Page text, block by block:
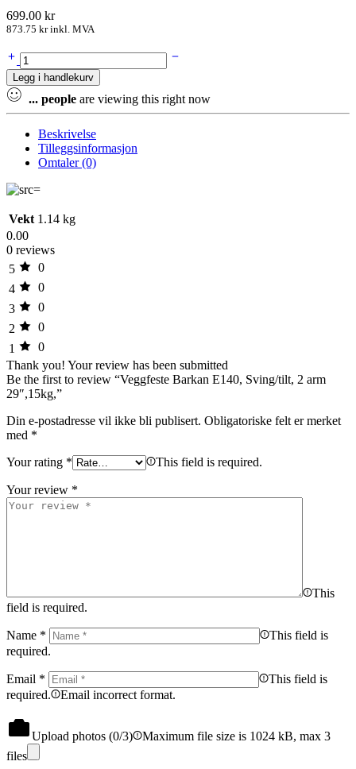
699.00 kr
873.75 krinkl. MVA
Veggfeste
Barkan
E140,
Sving/tilt,
2
29",15kg,
quantity
Legg i handlekurv
... people are viewing this right now
Beskrivelse
Tilleggsinformasjon
Omtaler (0)
Vekt 1.14 kg
0.00
0 reviews
5
0
4
0
3
0
2
0
1
0
Thank you! Your review has been submitted
Be the first to review “Veggfeste Barkan E140, Sving/tilt, 2 arm
29″,15kg,”
Din e-postadresse vil ikke bli publisert. Obligatoriske felt er merket
med *
Your rating * This field is required.
Your review *
This
field is required.
Name *
This field is
required.
Email *
This field is
required.
Email incorrect format.
Upload photos (0/3)
Maximum file size is 1024 kB, max 3
files